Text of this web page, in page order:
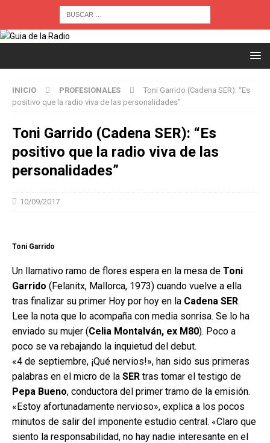
INICIO PROFESIONALES
Toni Garrido (Cadena SER): “Es
positivo que la radio viva de las personalidades”
Toni Garrido (Cadena SER): “Es
positivo que la radio viva de las
personalidades”
10/09/2017
Toni Garrido
Un llamativo ramo de flores espera en la mesa de Toni
Garrido (Felanitx, Mallorca, 1973) cuando vuelve a ella
tras finalizar su primer Hoy por hoy en la Cadena SER.
Lee la nota que lo acompaña con media sonrisa. Se lo ha
enviado su mujer (Celia Montalván, ex M80). Poco a
poco se va rebajando la inquietud del debut.
«4 de septiembre, ¡Qué nervios!», han sido sus primeras
palabras en el micro de la SER tras tomar el testigo de
Pepa Bueno, conductora del primer tramo de la emisión.
«Estoy afortunadamente nervioso», explica a los pocos
minutos de salir del imponente estudio central. «Claro que
siento la responsabilidad, no hay nadie interesante en el